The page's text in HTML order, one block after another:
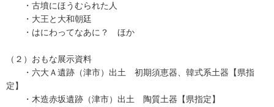
・古墳にほうむられた人
・大王と大和朝廷
・はにわってなあに？ ほか
（２）おもな展示資料
・六大Ａ遺跡（津市）出土 初期須恵器、韓式系土器【県指
定】
・木造赤坂遺跡（津市）出土 陶質土器【県指定】